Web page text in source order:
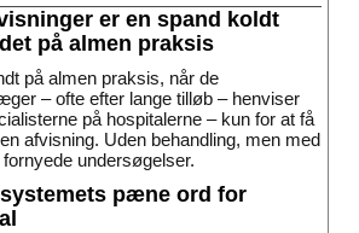
er en spand koldt
på almen praksis
på almen praksis, når de
– ofte efter lange tilløb – henviser
på hospitalerne – kun for at få
afvisning. Uden behandling, men med
undersøgelser.
pæne ord for